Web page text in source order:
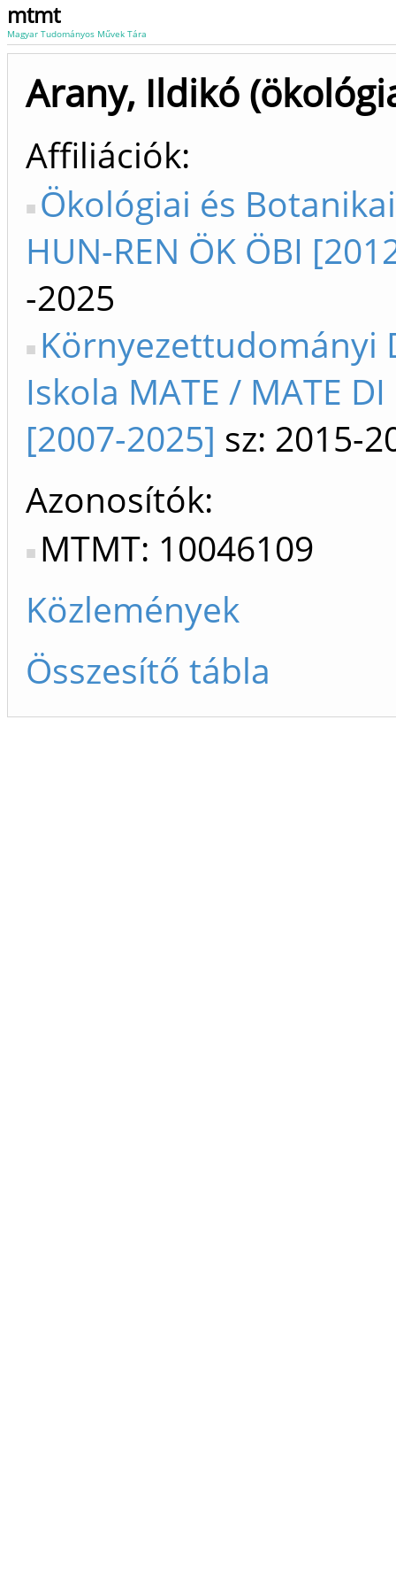
mtmt
Magyar Tudományos Művek Tára
Arany, Ildikó
Affiliációk
Ökológiai és
HUN-REN ÖK ÖBI
-2025
Környezettudományi
Iskola MATE / MATE DI
[2007-2025] sz: 2015-
Azonosítók
MTMT: 10046109
Közlemények
Összesítő tábla